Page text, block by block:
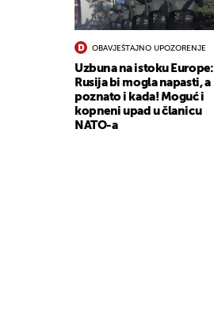
OBAVJEŠTAJNO UPOZORENJE
Uzbuna na istoku Europe:
Rusija bi mogla napasti, a
poznato i kada! Moguć i
kopneni upad u članicu
NATO-a